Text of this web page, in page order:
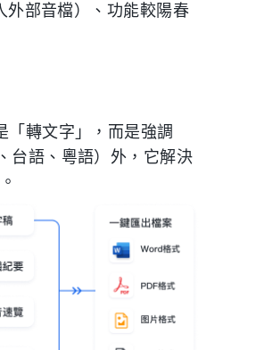
外部音檔）、功能較陽春
轉文字」，而是強調
台語、粵語）外，它解決